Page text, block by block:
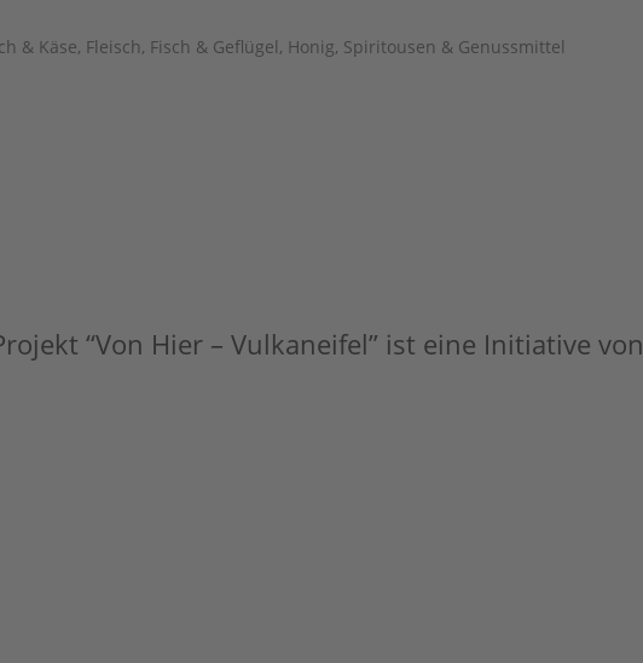
& Käse, Fleisch, Fisch & Geflügel, Honig, Spiritousen & Genussmittel
“Von Hier – Vulkaneifel” ist eine Initiative von